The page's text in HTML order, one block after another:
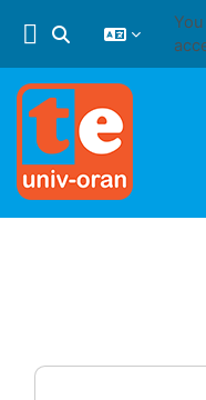
Toggle search